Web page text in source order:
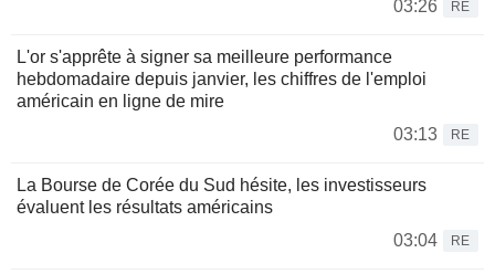
03:26
RE
L'or s'apprête à signer sa meilleure performance
hebdomadaire depuis janvier, les chiffres de l'emploi
américain en ligne de mire
03:13
RE
La Bourse de Corée du Sud hésite, les investisseurs
évaluent les résultats américains
03:04
RE